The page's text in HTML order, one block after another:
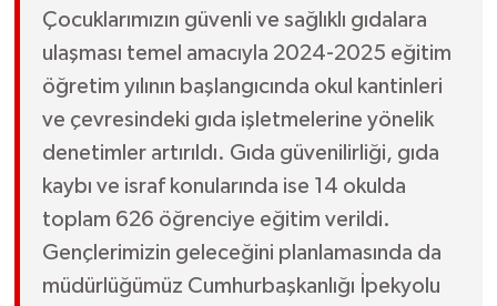
Çocuklarımızın güvenli ve sağlıklı gıdalara
ulaşması temel amacıyla 2024-2025 eğitim
öğretim yılının başlangıcında okul kantinleri
ve çevresindeki gıda işletmelerine yönelik
denetimler artırıldı. Gıda güvenilirliği, gıda
kaybı ve israf konularında ise 14 okulda
toplam 626 öğrenciye eğitim verildi.
Gençlerimizin geleceğini planlamasında da
müdürlüğümüz Cumhurbaşkanlığı İpekyolu